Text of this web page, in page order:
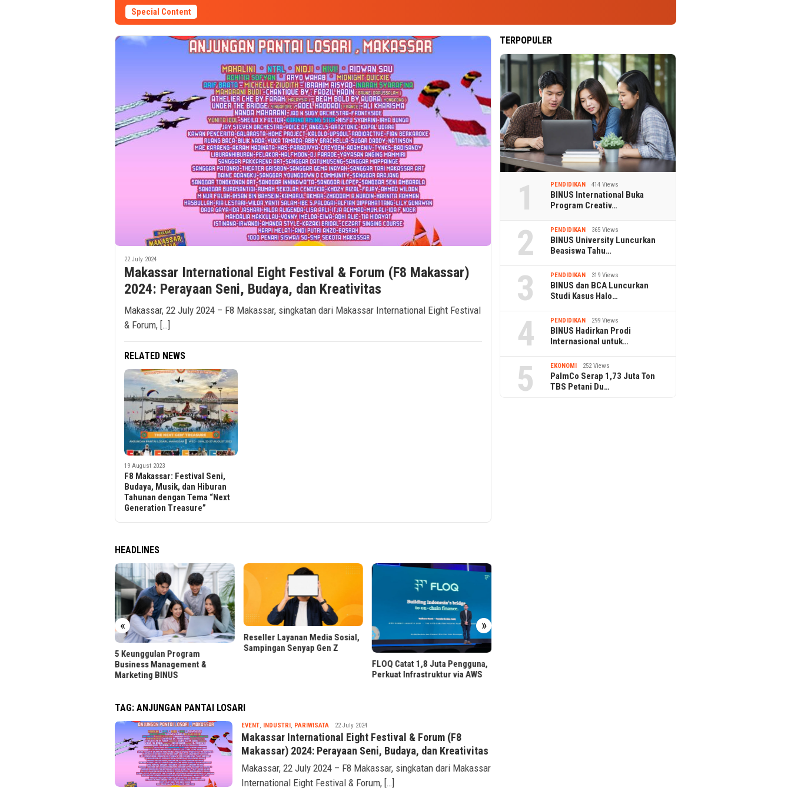
Special Content
22 July 2024
Makassar International Eight Festival & Forum (F8 Makassar)
2024: Perayaan Seni, Budaya, dan Kreativitas
Makassar, 22 July 2024 – F8 Makassar, singkatan dari Makassar International Eight Festival
& Forum, […]
RELATED NEWS
19 August 2023
F8 Makassar: Festival Seni,
Budaya, Musik, dan Hiburan
Tahunan dengan Tema “Next
Generation Treasure”
HEADLINES
« »
5 Keunggulan Program
Business Management &
Marketing BINUS
Reseller Layanan Media Sosial,
Sampingan Senyap Gen Z
FLOQ Catat 1,8 Juta Pengguna,
Perkuat Infrastruktur via AWS
TAG: ANJUNGAN PANTAI LOSARI
EVENT, INDUSTRI , PARIWISATATsaqif
Ridwan
22 July 2024
Makassar International Eight Festival & Forum (F8
Makassar) 2024: Perayaan Seni, Budaya, dan Kreativitas
Makassar, 22 July 2024 – F8 Makassar, singkatan dari Makassar
International Eight Festival & Forum, […]
TERPOPULER
1 PENDIDIKAN 414 Views
BINUS International Buka
Program Creativ…
2 PENDIDIKAN 365 Views
BINUS University Luncurkan
Beasiswa Tahu…
3 PENDIDIKAN 319 Views
BINUS dan BCA Luncurkan
Studi Kasus Halo…
4 PENDIDIKAN 299 Views
BINUS Hadirkan Prodi
Internasional untuk…
5 EKONOMI 252 Views
PalmCo Serap 1,73 Juta Ton
TBS Petani Du…